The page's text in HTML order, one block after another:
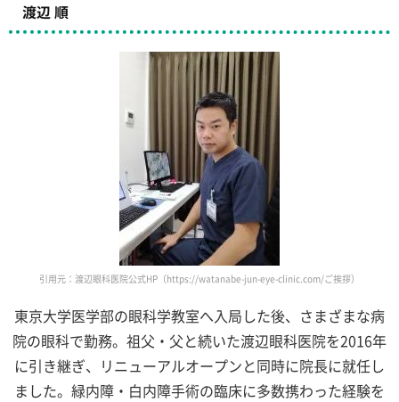
渡辺 順
引用元：渡辺眼科医院公式HP（https://watanabe-jun-eye-clinic.com/ご挨拶）
東京大学医学部の眼科学教室へ入局した後、さまざまな病
院の眼科で勤務。祖父・父と続いた渡辺眼科医院を2016年
に引き継ぎ、リニューアルオープンと同時に院長に就任し
ました。緑内障・白内障手術の臨床に多数携わった経験を